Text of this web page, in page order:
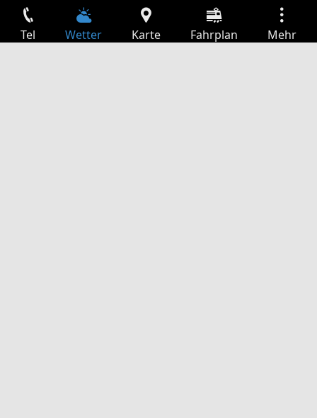
Tel Wetter Karte Fahrplan Mehr